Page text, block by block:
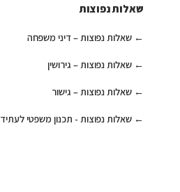
שאלות נפוצות
שאלות נפוצות – דיני משפחה
שאלות נפוצות – גירושין
שאלות נפוצות – גישור
שאלות נפוצות - תכנון משפטי לעתיד